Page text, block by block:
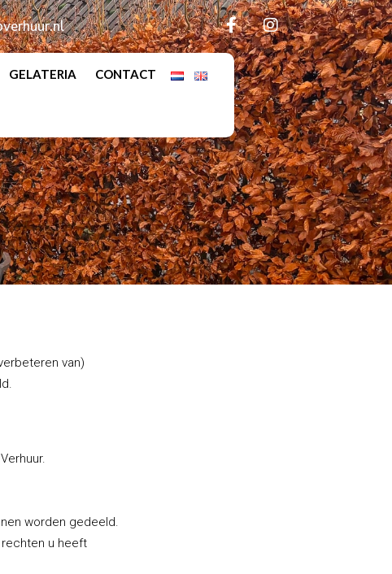
GELATERIA CONTACT
van)
worden gedeeld.
rechten u heeft